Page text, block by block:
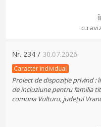
cu
Nr. 234 / 30.07.2026
Caracter individual
Proiect de dispoziție privind :
de incluziune pentru familia
comuna Vulturu, județul